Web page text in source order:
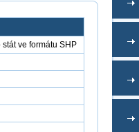
ve formátu SHP